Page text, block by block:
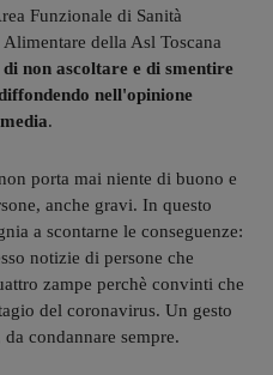
Funzionale di Sanità
della Asl Toscana
non ascoltare e di smentire
nell'opinione
.
porta mai niente di buono e
anche gravi. In questo
a scontarne le conseguenze:
notizie di persone che
zampe perchè convinti che
del coronavirus. Un gesto
condannare sempre.